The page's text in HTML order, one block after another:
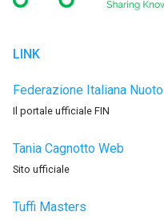
LINK
Federazione Italiana Nuoto
Il portale ufficiale FIN
Tania Cagnotto Web
Sito ufficiale
Tuffi Masters